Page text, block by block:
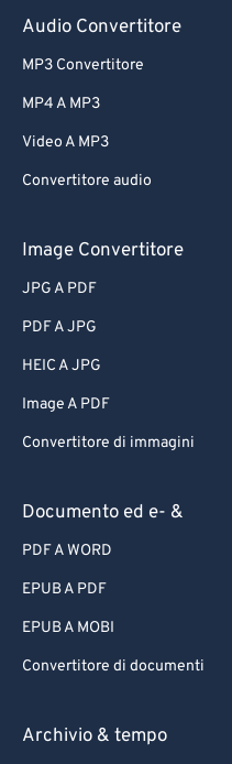
Audio Convertitore
MP3 Convertitore
MP4 A MP3
Video A MP3
Convertitore audio
Image Convertitore
JPG A PDF
PDF A JPG
HEIC A JPG
Image A PDF
Convertitore di immagini
Documento ed e- &
PDF A WORD
EPUB A PDF
EPUB A MOBI
Convertitore di documenti
Archivio & tempo